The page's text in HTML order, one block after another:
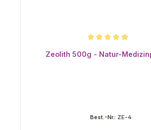
Zeolith 500g - Natur-
Best.-Nr.: ZE-4